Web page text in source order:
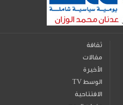
ثقافة
مقالات
الأخيرة
TV الوسط
الافتتاحية